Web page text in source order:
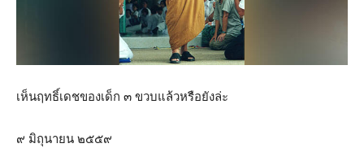
เห็นฤทธิ์เดชของเด็ก ๓ ขวบแล้วหรือยังล่ะ
๙ มิถุนายน ๒๕๕๙